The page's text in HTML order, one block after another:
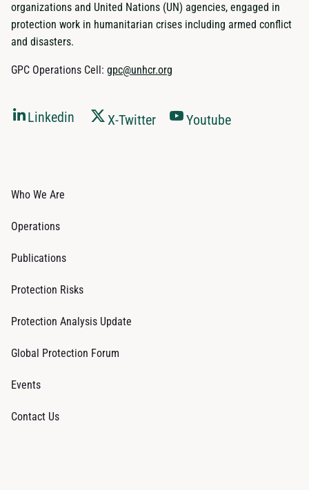
organizations and United Nations (UN) agencies, engaged in
protection work in humanitarian crises including armed conflict
and disasters.
GPC Operations Cell: gpc@unhcr.org
Linkedin X-Twitter Youtube
Who We Are
Operations
Publications
Protection Risks
Protection Analysis Update
Global Protection Forum
Events
Contact Us